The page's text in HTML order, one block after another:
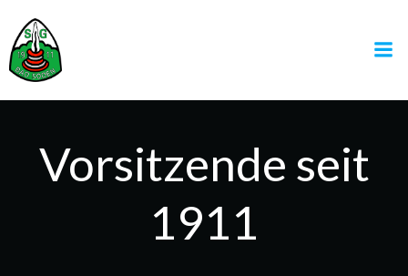
Vorsitzende seit
1911